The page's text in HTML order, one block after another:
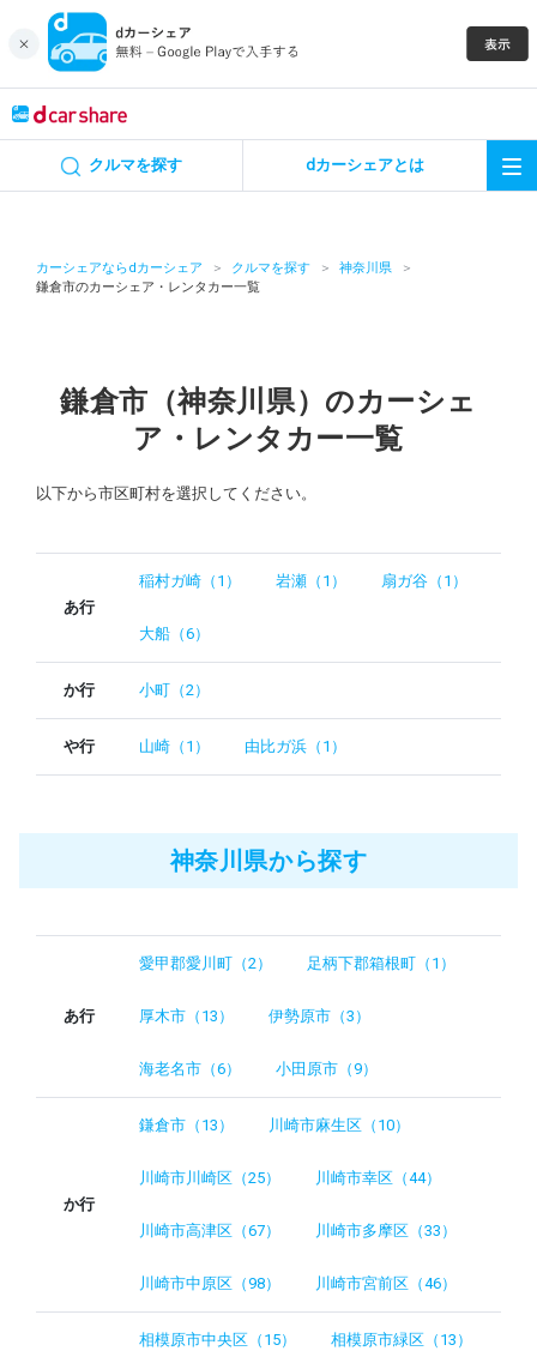
クルマを探す dカーシェアとは
カーシェアならdカーシェア クルマを探す
神奈川県
鎌倉市のカーシェア・レンタカー一覧
鎌倉市（神奈川県）のカーシェ
ア・レンタカー一覧
以下から市区町村を選択してください。
あ行
稲村ガ崎（1） 岩瀬（1） 扇ガ谷（1）
大船（6）
か行 小町（2）
や行 山崎（1） 由比ガ浜（1）
神奈川県から探す
あ行
愛甲郡愛川町（2） 足柄下郡箱根町（1）
厚木市（13） 伊勢原市（3）
海老名市（6） 小田原市（9）
か行
鎌倉市（13） 川崎市麻生区（10）
川崎市川崎区（25） 川崎市幸区（44）
川崎市高津区（67） 川崎市多摩区（33）
川崎市中原区（98） 川崎市宮前区（46）
相模原市中央区（15） 相模原市緑区（13）
カーシェア
特集
アプリの使い方